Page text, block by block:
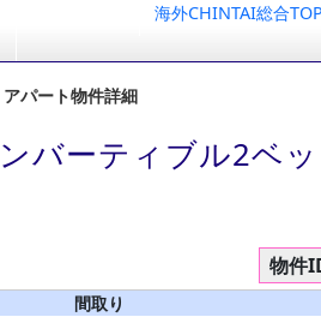
海外CHINTAI総合TOP
パート物件詳細
バーティブル2ベ
物件
間取り